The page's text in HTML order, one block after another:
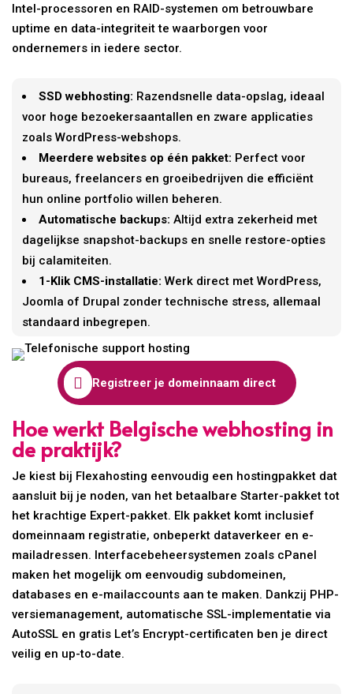
Intel-processoren en RAID-systemen om betrouwbare
uptime en data-integriteit te waarborgen voor
ondernemers in iedere sector.
SSD webhosting: Razendsnelle data-opslag, ideaal
voor hoge bezoekersaantallen en zware applicaties
zoals WordPress-webshops.
Meerdere websites op één pakket: Perfect voor
bureaus, freelancers en groeibedrijven die efficiënt
hun online portfolio willen beheren.
Automatische backups: Altijd extra zekerheid met
dagelijkse snapshot-backups en snelle restore-opties
bij calamiteiten.
1-Klik CMS-installatie: Werk direct met WordPress,
Joomla of Drupal zonder technische stress, allemaal
standaard inbegrepen.
 Registreer je domeinnaam direct
Hoe werkt Belgische webhosting in
de praktijk?
Je kiest bij Flexahosting eenvoudig een hostingpakket dat
aansluit bij je noden, van het betaalbare Starter-pakket tot
het krachtige Expert-pakket. Elk pakket komt inclusief
domeinnaam registratie, onbeperkt dataverkeer en e-
mailadressen. Interfacebeheersystemen zoals cPanel
maken het mogelijk om eenvoudig subdomeinen,
databases en e-mailaccounts aan te maken. Dankzij PHP-
versiemanagement, automatische SSL-implementatie via
AutoSSL en gratis Let’s Encrypt-certificaten ben je direct
veilig en up-to-date.